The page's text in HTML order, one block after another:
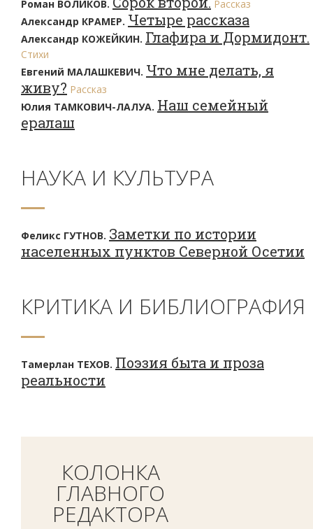
Роман ВОЛИКОВ.
Рассказ
Александр КРАМЕР. Четыре рассказа
Александр КОЖЕЙКИН. Глафира и Дормидонт.
Стихи
Евгений МАЛАШКЕВИЧ. Что мне делать, я
живу? Рассказ
Юлия ТАМКОВИЧ-ЛАЛУА. Наш семейный
ералаш
НАУКА И КУЛЬТУРА
Феликс ГУТНОВ. Заметки по истории
населенных пунктов Северной Осетии
КРИТИКА И БИБЛИОГРАФИЯ
Тамерлан ТЕХОВ. Поэзия быта и проза
реальности
КОЛОНКА
ГЛАВНОГО
РЕДАКТОРА